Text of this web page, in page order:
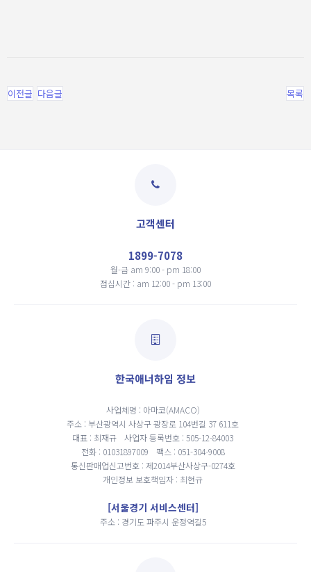
이전글 다음글 목록
고객센터
1899-7078
월-금 am 9:00 - pm 18:00
점심시간 : am 12:00 - pm 13:00
한국애너하임 정보
사업체명 : 아마코(AMACO)
주소 : 부산광역시 사상구 광장로 104번길 37 611호
대표 : 최재규
사업자 등록번호 : 505-12-84003
전화 : 01031897009
팩스 : 051-304-9008
통신판매업신고번호 : 제2014부산사상구-0274호
개인정보 보호책임자 : 최현규
[서울경기 서비스센터]
주소 : 경기도 파주시 운정역길5